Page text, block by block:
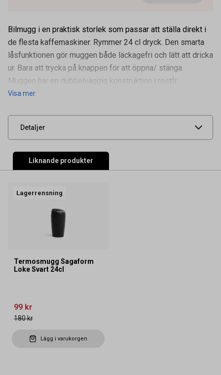
Bilmugg i en praktisk storlek som passar att ställa direkt i
de flesta kaffemaskiner. Rymmer 24 cl dryck. Den smarta
låsfunktionen gör muggen både läckagefri och lätt att dricka
ur. Bara att trycka på knappen för att öppna/ stänga.
Muggen har en dubbelväggig konstruktion i rostfr
Visa mer
Detaljer
Artikelnummer 89010036
Volym
Leverantörens
UNSPSC 47131500
Liknande produkter
Lagerrensning
Termosmugg Sagaform
Loke Svart 24cl
99 kr
180 kr
Lägg i varukorgen